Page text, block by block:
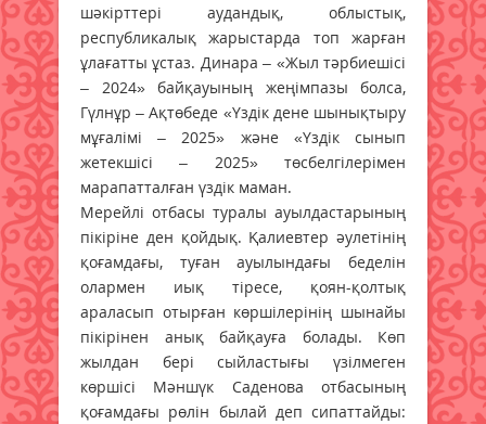
шәкірттері аудандық, облыстық,
республикалық жарыстарда топ жарған
ұлағатты ұстаз. Динара – «Жыл тәрбиешісі
– 2024» байқауының жеңімпазы болса,
Гүлнұр – Ақтөбеде «Үздік дене шынықтыру
мұғалімі – 2025» және «Үздік сынып
жетекшісі – 2025» төсбелгілерімен
марапатталған үздік маман.
Мерейлі отбасы туралы ауылдастарының
пікіріне ден қойдық. Қалиевтер әулетінің
қоғамдағы, туған ауылындағы беделін
олармен иық тіресе, қоян-қолтық
араласып отырған көршілерінің шынайы
пікірінен анық байқауға болады. Көп
жылдан бері сыйластығы үзілмеген
көршісі Мәншүк Саденова отбасының
қоғамдағы рөлін былай деп сипаттайды: